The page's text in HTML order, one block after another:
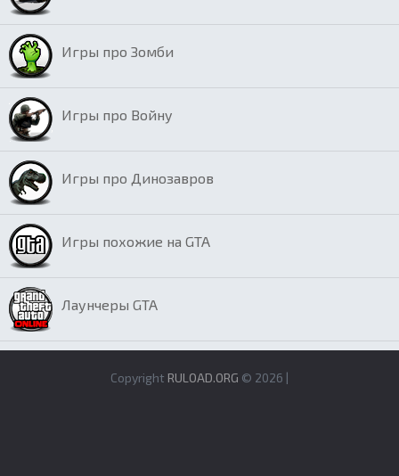
Игры про Зомби
Игры про Войну
Игры про Динозавров
Игры похожие на GTA
Лаунчеры GTA
Copyright RULOAD.ORG © 2026 |